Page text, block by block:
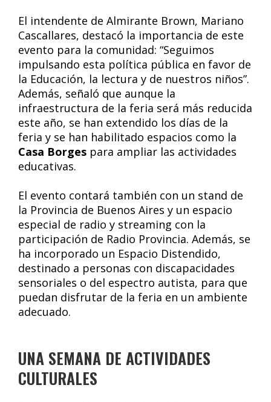
El intendente de Almirante Brown, Mariano
Cascallares, destacó la importancia de este
evento para la comunidad: “Seguimos
impulsando esta política pública en favor de
la Educación, la lectura y de nuestros niños”.
Además, señaló que aunque la
infraestructura de la feria será más reducida
este año, se han extendido los días de la
feria y se han habilitado espacios como la
Casa Borges para ampliar las actividades
educativas.
El evento contará también con un stand de
la Provincia de Buenos Aires y un espacio
especial de radio y streaming con la
participación de Radio Provincia. Además, se
ha incorporado un Espacio Distendido,
destinado a personas con discapacidades
sensoriales o del espectro autista, para que
puedan disfrutar de la feria en un ambiente
adecuado.
UNA SEMANA DE ACTIVIDADES
CULTURALES